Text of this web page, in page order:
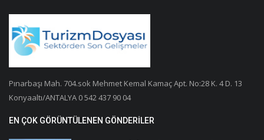
Pınarbaşı Mah. 704.sok Mehmet Kemal Kamaç Apt. No:28 K. 4 D. 13
Konyaaltı/ANTALYA 0 542 437 90 04
EN ÇOK GÖRÜNTÜLENEN GÖNDERILER